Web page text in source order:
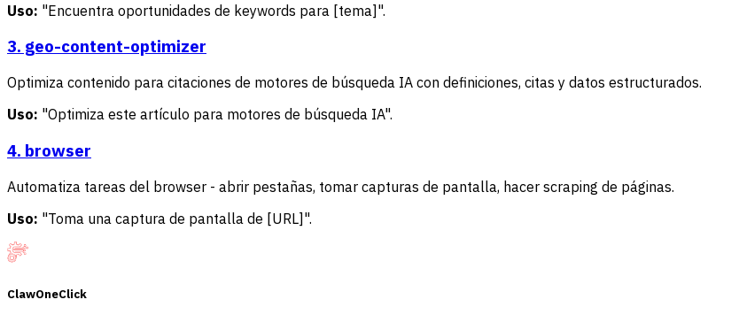
Uso: "Encuentra oportunidades de keywords para [tema]".
3. geo-content-optimizer
Optimiza contenido para citaciones de motores de búsqueda IA con definiciones, citas y datos estructurados.
Uso: "Optimiza este artículo para motores de búsqueda IA".
4. browser
Automatiza tareas del browser - abrir pestañas, tomar capturas de pantalla, hacer scraping de páginas.
Uso: "Toma una captura de pantalla de [URL]".
ClawOneClick